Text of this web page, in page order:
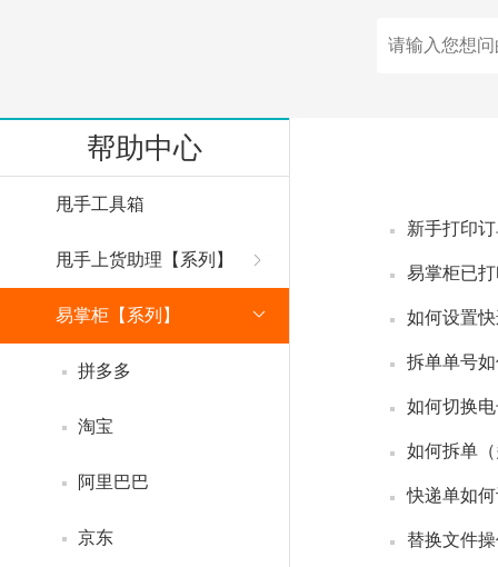
帮助中心
甩手工具箱
甩手上货助理【系列】
易掌柜【系列】
拼多多
淘宝
阿里巴巴
京东
新手打印
如何设置
拆单单号
如何切换
替换文件